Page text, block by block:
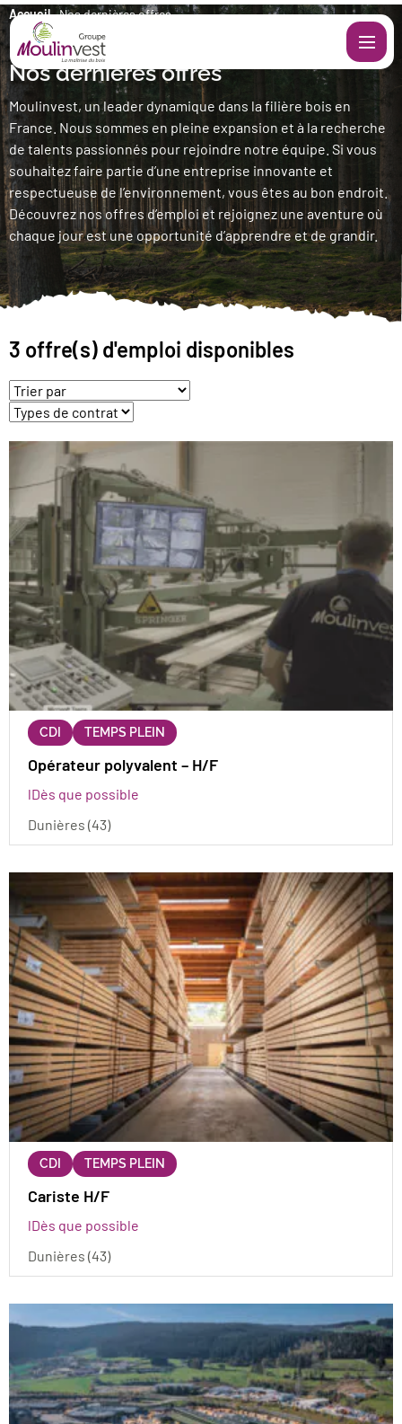
Qui sommes-nous ?
Nos sociétés
L’action Moulinvest
Actualités
Nous rejoindre
Nos filiales Catalogue Fr
Notre équipe commerciale à votre
écoute
Nous contacter
Accueil Nos dernières offres
Nos dernières offres
Moulinvest, un leader dynamique dans la filière bois en
France. Nous sommes en pleine expansion et à la recherche
de talents passionnés pour rejoindre notre équipe. Si vous
souhaitez faire partie d’une entreprise innovante et
respectueuse de l’environnement, vous êtes au bon endroit.
Découvrez nos offres d’emploi et rejoignez une aventure où
chaque jour est une opportunité d’apprendre et de grandir.
3 offre(s) d'emploi disponibles
CDI TEMPS PLEIN
Opérateur polyvalent – H/F
Dès que possible
Dunières (43)
CDI TEMPS PLEIN
Cariste H/F
Dès que possible
Dunières (43)